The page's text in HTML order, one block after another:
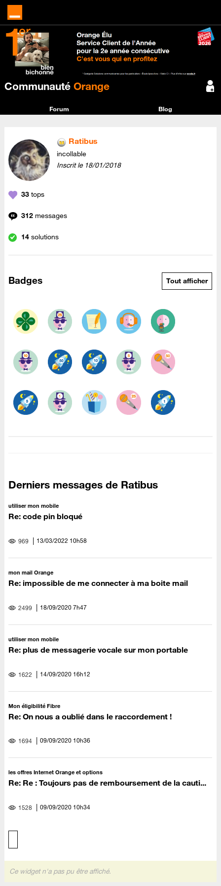
Communauté Orange
Forum Blog
Ratibus
incollable
Inscrit le ‎18/01/2018
33 tops
312 messages
14 solutions
Badges Tout afficher
Derniers messages de Ratibus
utiliser mon mobile
Re: code pin bloqué
969 ‎13/03/2022 10h58
mon mail Orange
Re: impossible de me connecter à ma boite mail
2499 ‎18/09/20207h47
utiliser mon mobile
Re: plus de messagerie vocale sur mon portable
1622 ‎14/09/2020 16h12
Mon éligibilité Fibre
Re: On nous a oublié dans le raccordement !
1694 ‎09/09/2020 10h36
les offres Internet Orange et options
Re: Re : Toujours pas de remboursement de la cauti...
1528 ‎09/09/2020 10h34
Ce widget n'a pas pu être affiché.